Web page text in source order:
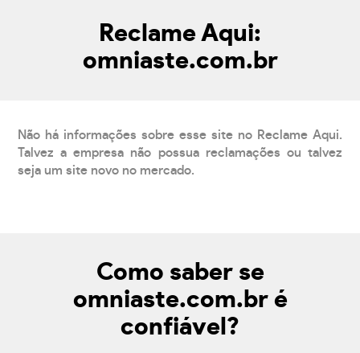
Reclame Aqui:
omniaste.com.br
Não há informações sobre esse site no Reclame Aqui.
Talvez a empresa não possua reclamações ou talvez
seja um site novo no mercado.
Como saber se
omniaste.com.br é
confiável?